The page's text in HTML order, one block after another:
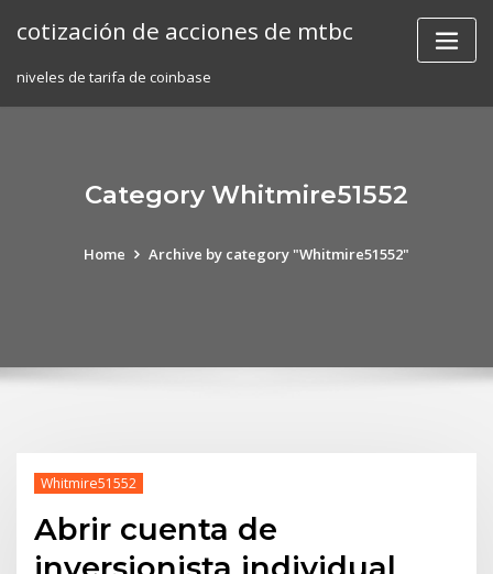
cotización de acciones de mtbc
niveles de tarifa de coinbase
Category Whitmire51552
Home Archive by category "Whitmire51552"
Whitmire51552
Abrir cuenta de